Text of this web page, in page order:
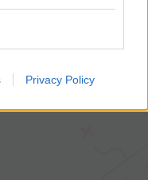
Privacy Policy